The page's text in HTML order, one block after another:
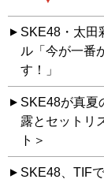
SKE48・太田
ル「今が一番
す！」
SKE48が真夏
露とセットリ
ト＞
SKE48、TIF